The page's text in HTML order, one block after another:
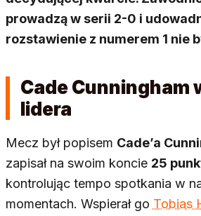
prowadzą w serii 2-0 i
rozstawienie z numerem 1 nie
Cade Cunningham
lidera
Mecz był popisem Cade’a
zapisał na swoim koncie 25
kontrolując tempo spotkania w
momentach. Wspierał go Tobias